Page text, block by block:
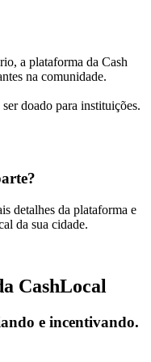
a plataforma da Cash
na comunidade.
doado para instituições.
detalhes da plataforma e
da sua cidade.
CashLocal
e incentivando.